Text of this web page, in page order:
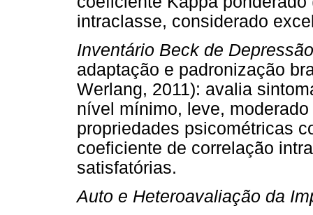
intraclasse, considerado
Inventário Beck de
adaptação e padronização
Werlang, 2011): avalia
nível mínimo, leve,
propriedades psicométricas
coeficiente de correlação
satisfatórias.
Auto e Heteroavaliação da